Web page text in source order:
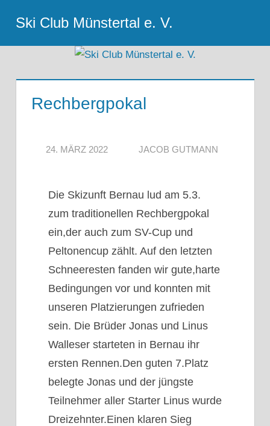
Inhalt
springen
Ski Club Münstertal e. V.
Rechbergpokal
24. MÄRZ 2022 JACOB GUTMANN
Die Skizunft Bernau lud am 5.3.
zum traditionellen Rechbergpokal
ein,der auch zum SV-Cup und
Peltonencup zählt. Auf den letzten
Schneeresten fanden wir gute,harte
Bedingungen vor und konnten mit
unseren Platzierungen zufrieden
sein. Die Brüder Jonas und Linus
Walleser starteten in Bernau ihr
ersten Rennen.Den guten 7.Platz
belegte Jonas und der jüngste
Teilnehmer aller Starter Linus wurde
Dreizehnter.Einen klaren Sieg